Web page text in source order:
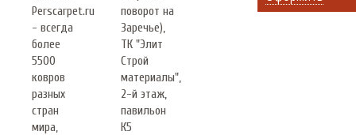
Perscarpet.ru
- всегда
более
5500
ковров
разных
стран
мира,
поворот на
Заречье),
ТК "Элит
Строй
материалы",
2-й этаж,
павильон
К5